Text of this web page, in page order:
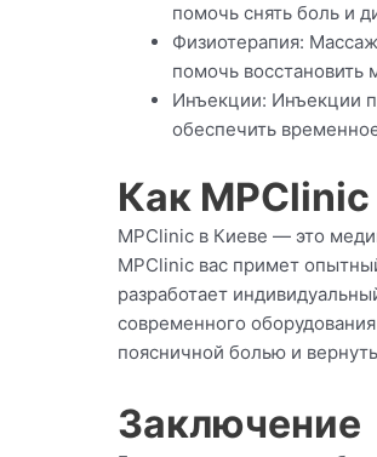
помочь снять боль и
Физиотерапия:
помочь
Инъекции: Инъекции
обеспечить
Как
MPClinic в Киеве — это
MPClinic вас примет
разработает
современного
поясничной болью и
Заключение